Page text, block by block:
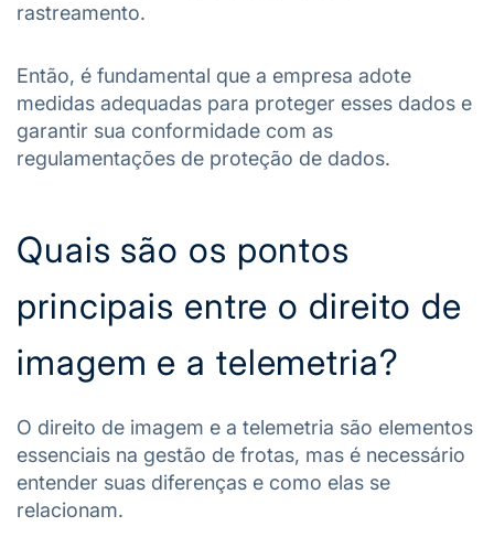
rastreamento.
Então, é fundamental que a empresa adote
medidas adequadas para proteger esses dados e
garantir sua conformidade com as
regulamentações de proteção de dados.
Quais são os pontos
principais entre o direito de
imagem e a telemetria?
O direito de imagem e a telemetria são elementos
essenciais na gestão de frotas, mas é necessário
entender suas diferenças e como elas se
relacionam.